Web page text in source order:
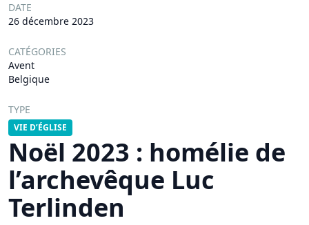
DATE
26 décembre 2023
CATÉGORIES
Avent
Belgique
TYPE
VIE D’ÉGLISE
Noël 2023 : homélie de
l’archevêque Luc
Terlinden